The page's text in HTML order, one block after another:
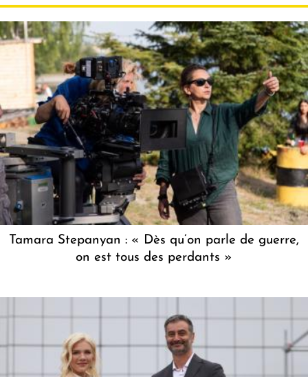
Tamara Stepanyan : « Dès qu’on parle de guerre,
on est tous des perdants »